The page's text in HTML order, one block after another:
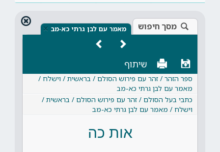
מסך חיפוש מאמר עם לבן גרתי כא-מב ×
שיתוף
ספר הזהר / זהר עם פירוש הסולם / בראשית / וישלח /
מאמר עם לבן גרתי כא-מב
כתבי בעל הסולם / זהר עם פירוש הסולם / בראשית /
וישלח / מאמר עם לבן גרתי כא-מב
אות כה